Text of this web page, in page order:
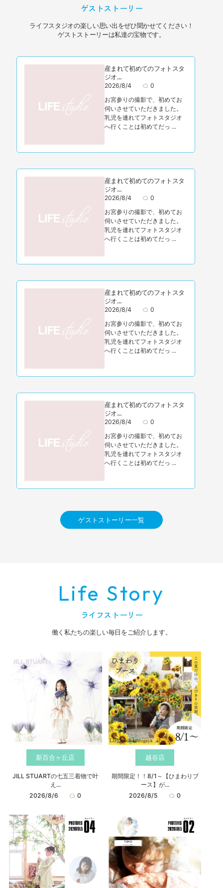
ゲストストーリー
ライフスタジオの楽しい思い出をぜひ聞かせてください！
ゲストストーリーは私達の宝物です。
産まれて初めてのフォトスタ
ジオ...
2026/8/4
0
お宮参りの撮影で、初めてお
伺いさせていただきました。
乳児を連れてフォトスタジオ
へ行くことは初めてだっ ...
産まれて初めてのフォトスタ
ジオ...
2026/8/4
0
お宮参りの撮影で、初めてお
伺いさせていただきました。
乳児を連れてフォトスタジオ
へ行くことは初めてだっ ...
産まれて初めてのフォトスタ
ジオ...
2026/8/4
0
お宮参りの撮影で、初めてお
伺いさせていただきました。
乳児を連れてフォトスタジオ
へ行くことは初めてだっ ...
産まれて初めてのフォトスタ
ジオ...
2026/8/4
0
お宮参りの撮影で、初めてお
伺いさせていただきました。
乳児を連れてフォトスタジオ
へ行くことは初めてだっ ...
ゲストストーリー一覧
Life Story
ライフストーリー
働く私たちの楽しい毎日をご紹介します。
新百合ヶ丘店
JILL STUARTの七五三着物で叶
え...
2026/8/6
0
越谷店
期間限定！！8/1～【ひまわりブ
ース】が...
2026/8/5
0